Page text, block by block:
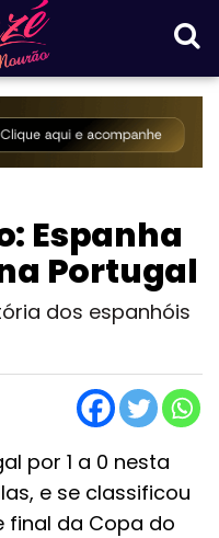
Espanha
Portugal
dos espanhóis
por 1 a 0 nesta
e se classificou
final da Copa do